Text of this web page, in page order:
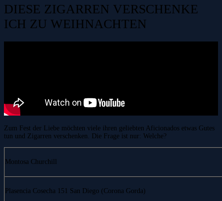
DIESE ZIGARREN VERSCHENKE
ICH ZU WEIHNACHTEN
Zum Fest der Liebe möchten viele ihren geliebten Aficionados etwas Gutes
tun und Zigarren verschenken. Die Frage ist nur: Welche?
Montosa Churchill
Plasencia Cosecha 151 San Diego (Corona Gorda)